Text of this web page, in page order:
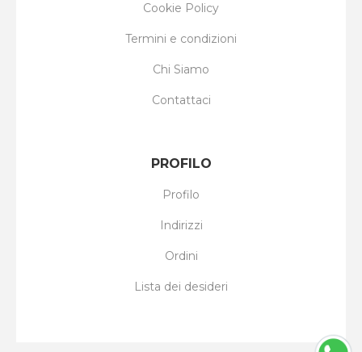
Cookie Policy
Termini e condizioni
Chi Siamo
Contattaci
PROFILO
Profilo
Indirizzi
Ordini
Lista dei desideri